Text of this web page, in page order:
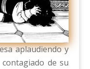
aplaudiendo y
de su